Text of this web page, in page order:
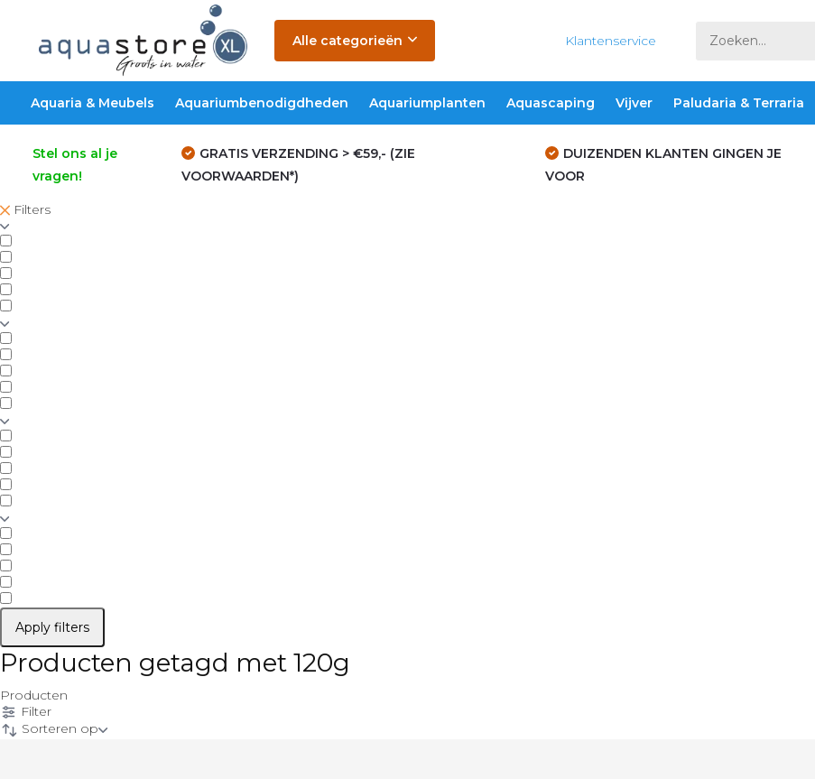
Alle categorieën Klantenservice
Aquaria & Meubels Aquariumbenodigdheden Aquariumplanten Aquascaping Vijver Paludaria & Terraria
Stel ons al je
vragen!
GRATIS VERZENDING > €59,- (ZIE
VOORWAARDEN*)
DUIZENDEN KLANTEN GINGEN JE
VOOR
Filters
Apply filters
Producten getagd met 120g
Producten
Filter
Sorteren op